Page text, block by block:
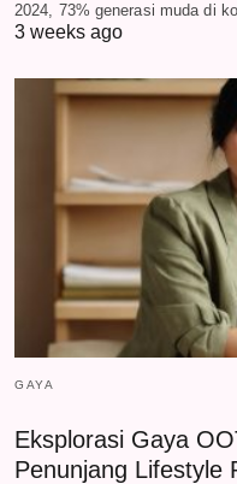
2024, 73% generasi muda di
3 weeks ago
GAYA
Eksplorasi Gaya
Penunjang Lifestyle